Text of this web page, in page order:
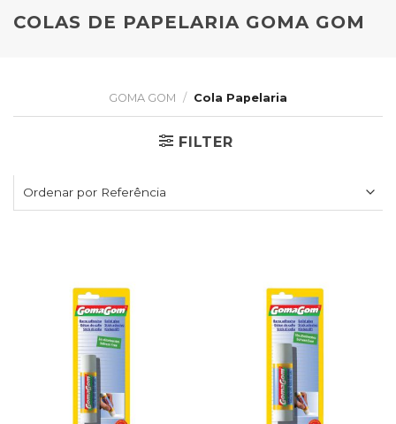
COLAS DE PAPELARIA GOMA GOM
GOMA GOM / Cola Papelaria
FILTER